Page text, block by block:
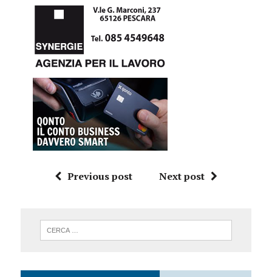
Previous post Next post